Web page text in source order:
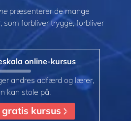
præsenterer de mange
som forbliver trygge, forbliver
online-kursus
andres adfærd og lærer,
kan stole på.
kursus